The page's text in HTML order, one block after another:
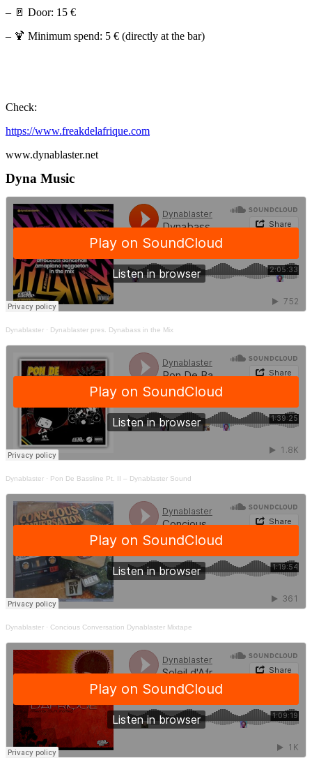
– 🚪 Door: 15 €
– 🍹 Minimum spend: 5 € (directly at the bar)
Check:
https://www.freakdelafrique.com
www.dynablaster.net
Dyna Music
Dynablaster · Dynablaster pres. Dynabass in the Mix
Dynablaster · Pon De Bassline Pt. II – Dynablaster Sound
Dynablaster · Concious Conversation Dynablaster Mixtape